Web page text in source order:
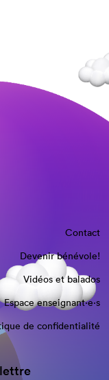
Contact
Devenir bénévole!
Vidéos et balados
Espace enseignant·e⋅s
de confidentialité